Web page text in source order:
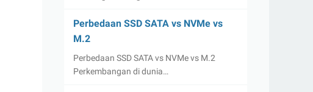
Perbedaan SSD SATA vs NVMe vs
M.2
Perbedaan SSD SATA vs NVMe vs M.2
Perkembangan di dunia…